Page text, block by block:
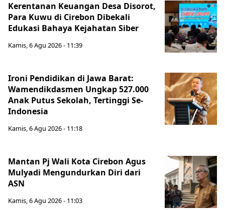
Kerentanan Keuangan Desa Disorot,
Para Kuwu di Cirebon Dibekali
Edukasi Bahaya Kejahatan Siber
Kamis, 6 Agu 2026 - 11:39
Ironi Pendidikan di Jawa Barat:
Wamendikdasmen Ungkap 527.000
Anak Putus Sekolah, Tertinggi Se-
Indonesia
Kamis, 6 Agu 2026 - 11:18
Mantan Pj Wali Kota Cirebon Agus
Mulyadi Mengundurkan Diri dari
ASN
Kamis, 6 Agu 2026 - 11:03